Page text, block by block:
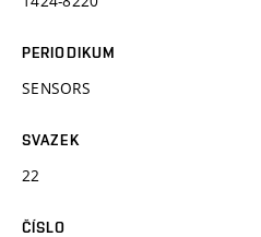
PERIODIKUM
SENSORS
SVAZEK
22
ČÍSLO